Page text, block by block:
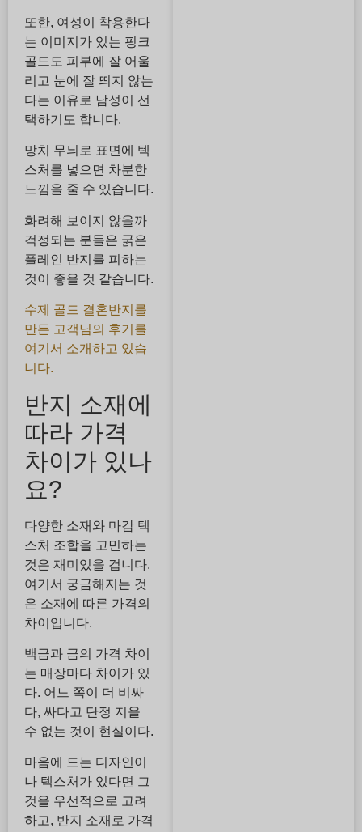
또한, 여성이 착용한다
는 이미지가 있는 핑크
골드도 피부에 잘 어울
리고 눈에 잘 띄지 않는
다는 이유로 남성이 선
택하기도 합니다.
망치 무늬로 표면에 텍
스처를 넣으면 차분한
느낌을 줄 수 있습니다.
화려해 보이지 않을까
걱정되는 분들은 굵은
플레인 반지를 피하는
것이 좋을 것 같습니다.
수제 골드 결혼반지를
만든 고객님의 후기를
여기서 소개하고 있습
니다.
반지 소재에
따라 가격
차이가 있나
요?
다양한 소재와 마감 텍
스처 조합을 고민하는
것은 재미있을 겁니다.
여기서 궁금해지는 것
은 소재에 따른 가격의
차이입니다.
백금과 금의 가격 차이
는 매장마다 차이가 있
다. 어느 쪽이 더 비싸
다, 싸다고 단정 지을
수 없는 것이 현실이다.
마음에 드는 디자인이
나 텍스처가 있다면 그
것을 우선적으로 고려
하고, 반지 소재로 가격